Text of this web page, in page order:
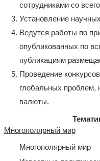
сотрудниками со
Установление
Ведутся работы по
опубликованных по
публикациям
Проведение
глобальных проблем,
валюты.
Многополярный мир
Многополярный мир